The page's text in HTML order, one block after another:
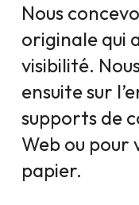
Nous
originale qui
visibilité.
ensuite sur
supports de
Web ou
papier.